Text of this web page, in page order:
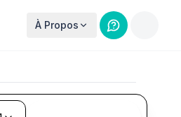
À Propos